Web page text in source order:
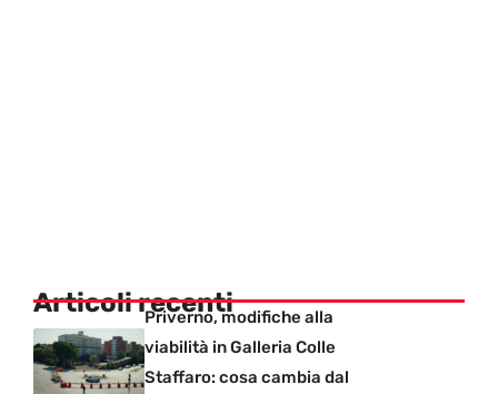
Articoli recentiPriverno, modifiche alla
viabilità in Galleria Colle
Staffaro: cosa cambia dal